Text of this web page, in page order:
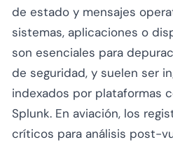
de estado y mensajes
sistemas, aplicaciones o
son esenciales para
de seguridad, y suelen ser
indexados por plataformas
Splunk. En aviación, los
críticos para análisis post-